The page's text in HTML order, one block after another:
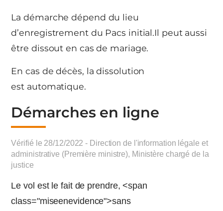
La démarche dépend du lieu
d’enregistrement du Pacs initial.Il peut aussi
être dissout en cas de mariage.
En cas de décès, la dissolution
est automatique.
Démarches en ligne
Vérifié le 28/12/2022 - Direction de l'information légale et
administrative (Première ministre), Ministère chargé de la
justice
Le vol est le fait de prendre, <span
class="miseenevidence">sans